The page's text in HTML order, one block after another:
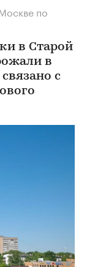
по
в Старой
в
с